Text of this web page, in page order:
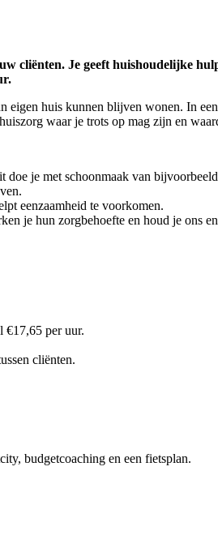
cliënten. Je geeft huishoudelijke
huis kunnen blijven wonen. In
waar je trots op mag zijn en
je met schoonmaak van
eenzaamheid te voorkomen.
je hun zorgbehoefte en houd je ons
€17,65 per uur.
cliënten.
budgetcoaching en een fietsplan.